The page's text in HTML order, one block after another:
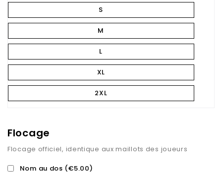
S
M
L
XL
2XL
Flocage
Flocage officiel, identique aux maillots des joueurs
Nom au dos (€5.00)